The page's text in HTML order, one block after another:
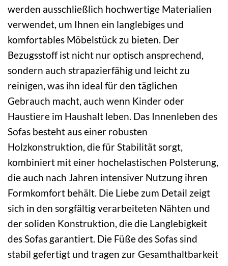
werden ausschließlich hochwertige Materialien
verwendet, um Ihnen ein langlebiges und
komfortables Möbelstück zu bieten. Der
Bezugsstoff ist nicht nur optisch ansprechend,
sondern auch strapazierfähig und leicht zu
reinigen, was ihn ideal für den täglichen
Gebrauch macht, auch wenn Kinder oder
Haustiere im Haushalt leben. Das Innenleben des
Sofas besteht aus einer robusten
Holzkonstruktion, die für Stabilität sorgt,
kombiniert mit einer hochelastischen Polsterung,
die auch nach Jahren intensiver Nutzung ihren
Formkomfort behält. Die Liebe zum Detail zeigt
sich in den sorgfältig verarbeiteten Nähten und
der soliden Konstruktion, die die Langlebigkeit
des Sofas garantiert. Die Füße des Sofas sind
stabil gefertigt und tragen zur Gesamthaltbarkeit